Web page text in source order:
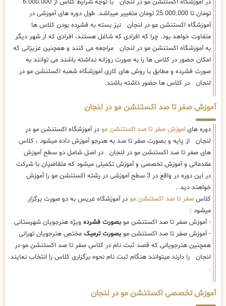
در آموزشگاه اکستنشن مو در لنجان با توجه شرایط کلاس از 6.000.000
تومان تا 25.000.000 تومان متغییر میباشد. طول دوره های آموزشی در
آموزشگاه اکستنشن مو در لنجان نیز بسته به فشرده بودن کلاس ها
متفاوت خواهد بود. چرا که افرادی که شاغل هستند، افرادی که از شهر دیگر
به آموزشگاه اکستنشن مو در لنجان مراجعه می کنند و همچنین عزیزانی که
امکان حضور در کلاس ها را به صورت روزانه نداشته باشند می توانند به
صورت فشرده و مطابق با روش های کاری آموزشگاه شعبه اکستنشن مو در
لنجان در کلاس ها حضور داشته باشند.
آموزش صفر تا صد اکستنشن مو در لنجان
دوره های اموزش صفر تا صد اکستنشن مو در آموزشگاه اکستنشن مو در
لنجان از پایه و بصورت صفر تا صد به هنرجو آموزش داده میشود ، کلاس
های صفر تا صد اکستنشن مو در لنجان در اصل شامل دو سطح آموزش
مقدماتی و آموزش تخصصی و آموزش تکمیلی میشود که متقاضیان با شرکت
در این دوره در واقع در 3 سطح آموزشی در رشته اکستنشن مو را آموزش
خواهند دید .
کلاسصفر تا صد اکستنشن مو در آموزشگاه عریس به دو صورت برگزار
میشود :
- آموزش صفر تا صد اکستنشن موبصورت فشرده ویژه هنرجویان شهرستانی
- آموزش صفر تا صد اکستنشن موبصورت ترمیک مختص هنرجویان تهرانی
همچنین هنرجویانی که قصد ثبت نام در کلاس صفر تا صد اکستنشن مو در
لنجان را دارند میتوانند هنگام ثبت نام نحوه برگزاری کلاس را انتخاب نمایند
.
آموزش تخصصی اکستنشن مو در لنجان